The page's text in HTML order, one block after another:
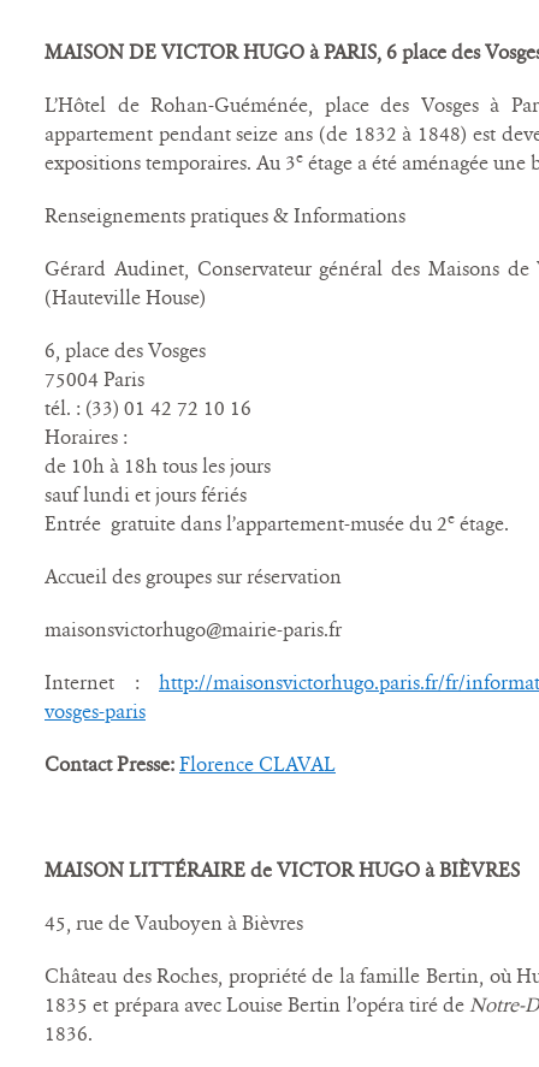
MAISON DE VICTOR HUGO à PARIS, 6 place des
L’Hôtel de Rohan-Guéménée, place des Vosges à
appartement pendant seize ans (de 1832 à 1848) est
expositions temporaires. Au 3e étage a été aménagée
Renseignements pratiques & Informations
Gérard Audinet, Conservateur général des Maisons
(Hauteville House)
6, place des Vosges
75004 Paris
tél. : (33) 01 42 72 10 16
Horaires :
de 10h à 18h tous les jours
sauf lundi et jours fériés
Entrée gratuite dans l’appartement-musée du 2e étage.
Accueil des groupes sur réservation
maisonsvictorhugo@mairie-paris.fr
Internet : http://maisonsvictorhugo.paris.fr/fr/
vosges-paris
Contact Presse:Florence CLAVAL
MAISON LITTÉRAIRE de VICTOR HUGO à BIÈVRES
45, rue de Vauboyen à Bièvres
Château des Roches, propriété de la famille Bertin, où
1835 et prépara avec Louise Bertin l’opéra tiré deNotre-
1836.